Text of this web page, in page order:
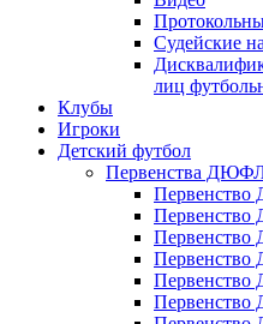
Судейские
лиц
Клубы
Игроки
Детский футбол
Первенства
Первенство